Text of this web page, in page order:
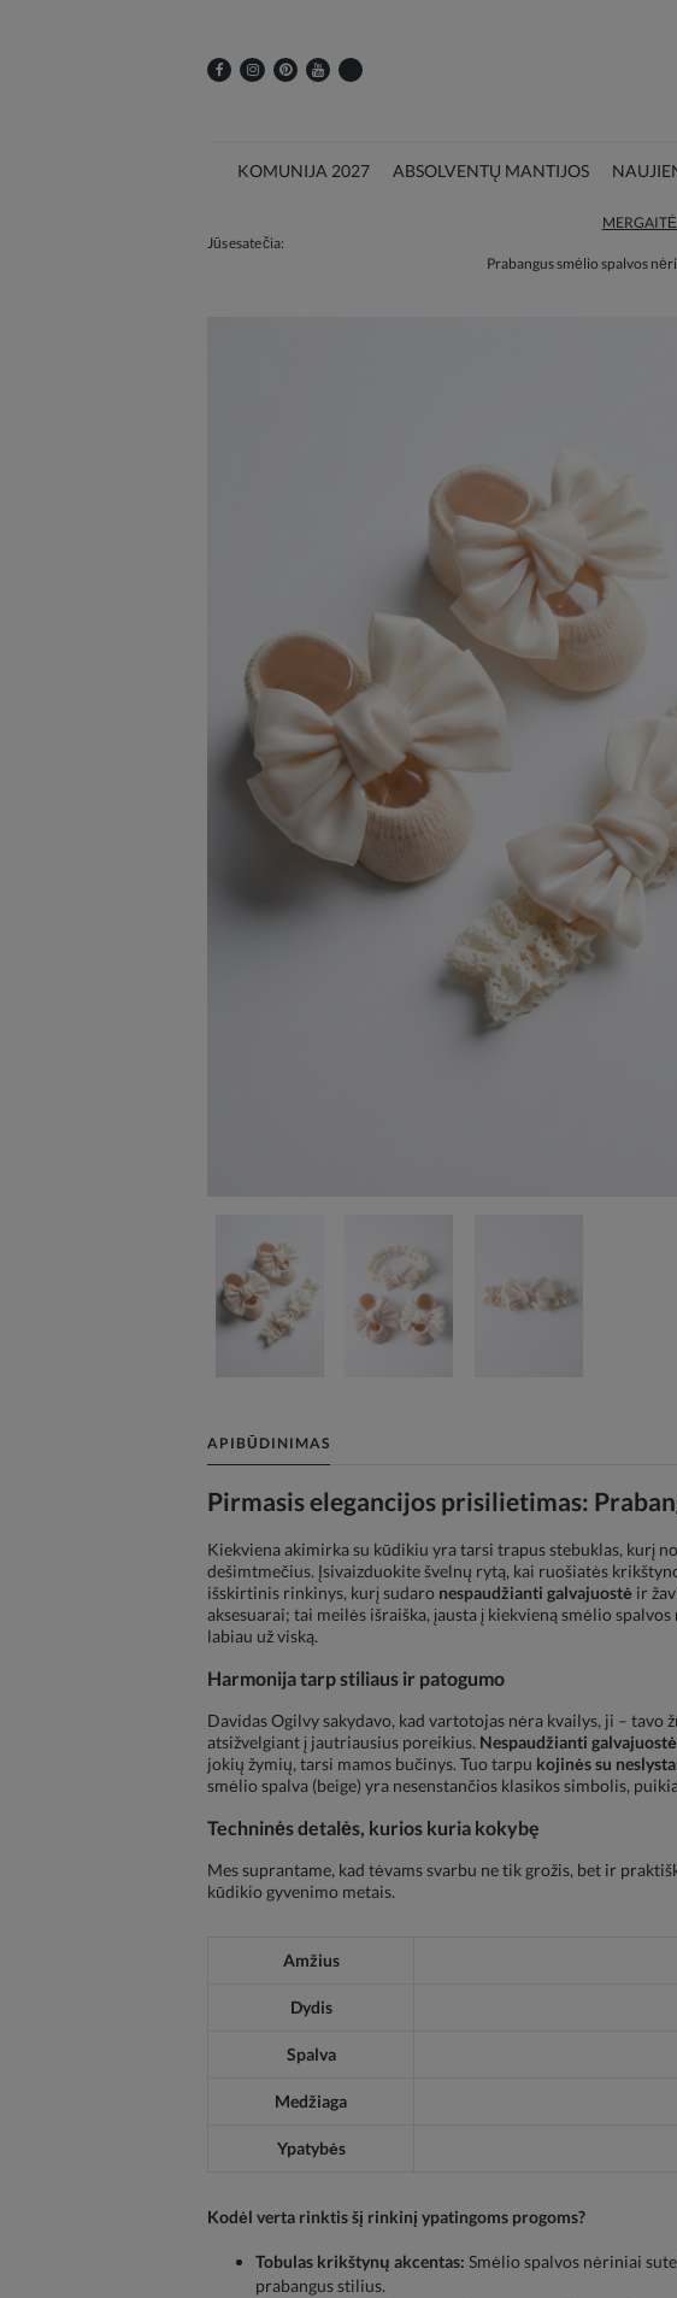
KOMUNIJA 2027 ABSOLVENTŲ MANTIJOS
Jūs esate čia:
Prabangus smėlio spalvos
APIBŪDINIMAS
Pirmasis elegancijos prisilietimas:
Kiekviena akimirka su kūdikiu yra tarsi trapus stebuklas, kurį
dešimtmečius. Įsivaizduokite švelnų rytą, kai ruošiatės
išskirtinis rinkinys, kurį sudaro nespaudžianti galvajuostė ir
aksesuarai; tai meilės išraiška, įausta į kiekvieną smėlio
labiau už viską.
Harmonija tarp stiliaus ir patogumo
Davidas Ogilvy sakydavo, kad vartotojas nėra kvailys, ji – tavo
atsižvelgiant į jautriausius poreikius. Nespaudžianti galvajuostė
jokių žymių, tarsi mamos bučinys. Tuo tarpu kojinės su
smėlio spalva (beige) yra nesenstančios klasikos simbolis,
Techninės detalės, kurios kuria kokybę
Mes suprantame, kad tėvams svarbu ne tik grožis, bet ir
kūdikio gyvenimo metais.
Amžius
Dydis
Spalva
Medžiaga
Ypatybės
Kodėl verta rinktis šį rinkinį ypatingoms progoms?
Tobulas krikštynų akcentas: Smėlio spalvos nėriniai
prabangus stilius.